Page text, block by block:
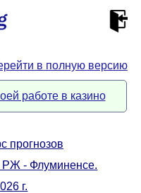
в полную версию
работе в казино
прогнозов
РЖ - Флуминенсе.
г.